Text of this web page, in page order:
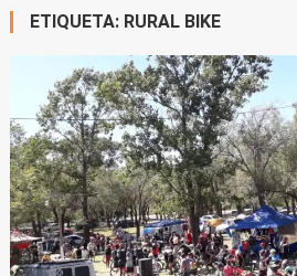
ETIQUETA: RURAL BIKE